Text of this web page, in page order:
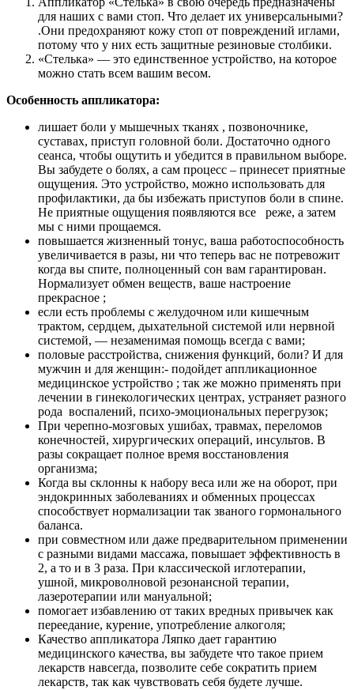
для наших с вами стоп. Что делает их универсальными?
.Они предохраняют кожу стоп от повреждений иглами,
потому что у них есть защитные резиновые столбики.
«Стелька» — это единственное устройство, на которое
можно стать всем вашим весом.
Особенность аппликатора:
лишает боли у мышечных тканях , позвоночнике,
суставах, приступ головной боли. Достаточно одного
сеанса, чтобы ощутить и убедится в правильном выборе.
Вы забудете о болях, а сам процесс – принесет приятные
ощущения. Это устройство, можно использовать для
профилактики, да бы избежать приступов боли в спине.
Не приятные ощущения появляются все реже, а затем
мы с ними прощаемся.
повышается жизненный тонус, ваша работоспособность
увеличивается в разы, ни что теперь вас не потревожит
когда вы спите, полноценный сон вам гарантирован.
Нормализует обмен веществ, ваше настроение
прекрасное ;
если есть проблемы с желудочном или кишечным
трактом, сердцем, дыхательной системой или нервной
системой, — незаменимая помощь всегда с вами;
половые расстройства, снижения функций, боли? И для
мужчин и для женщин:- подойдет аппликационное
медицинское устройство ; так же можно применять при
лечении в гинекологических центрах, устраняет разного
рода воспалений, психо-эмоциональных перегрузок;
При черепно-мозговых ушибах, травмах, переломов
конечностей, хирургических операций, инсультов. В
разы сокращает полное время восстановления
организма;
Когда вы склонны к набору веса или же на оборот, при
эндокринных заболеваниях и обменных процессах
способствует нормализации так званого гормонального
баланса.
при совместном или даже предварительном применении
с разными видами массажа, повышает эффективность в
2, а то и в 3 раза. При классической иглотерапии,
ушной, микроволновой резонансной терапии,
лазеротерапии или мануальной;
помогает избавлению от таких вредных привычек как
переедание, курение, употребление алкоголя;
Качество аппликатора Ляпко дает гарантию
медицинского качества, вы забудете что такое прием
лекарств навсегда, позволите себе сократить прием
лекарств, так как чувствовать себя будете лучше.